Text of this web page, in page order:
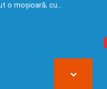
o moșioară, cu…